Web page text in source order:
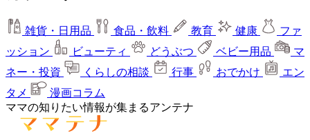
雑貨・日用品 食品・飲料 教育 健康
ファ
ッション
ビューティ どうぶつ ベビー用品
マ
ネー・投資
くらしの相談 行事 おでかけ
エン
タメ
漫画コラム
ママの知りたい情報が集まるアンテナ